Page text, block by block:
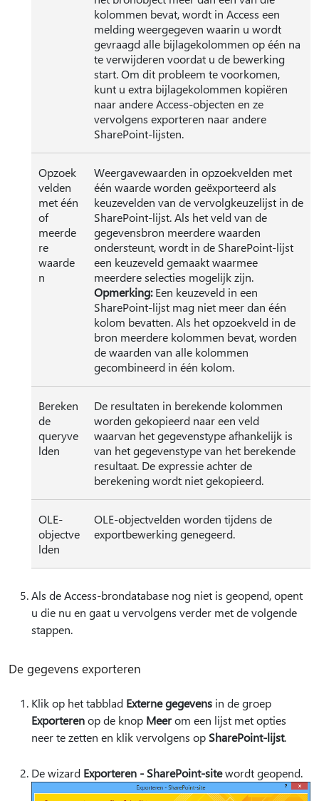
kolommen bevat, wordt in Access een
melding weergegeven waarin u wordt
gevraagd alle bijlagekolommen op één na
te verwijderen voordat u de bewerking
start. Om dit probleem te voorkomen,
kunt u extra bijlagekolommen kopiëren
naar andere Access-objecten en ze
vervolgens exporteren naar andere
SharePoint-lijsten.
Opzoek
velden
met één
of
meerde
re
waarde
n
Weergavewaarden in opzoekvelden met
één waarde worden geëxporteerd als
keuzevelden van de vervolgkeuzelijst in de
SharePoint-lijst. Als het veld van de
gegevensbron meerdere waarden
ondersteunt, wordt in de SharePoint-lijst
een keuzeveld gemaakt waarmee
meerdere selecties mogelijk zijn.
Opmerking:Een keuzeveld in een
SharePoint-lijst mag niet meer dan één
kolom bevatten. Als het opzoekveld in de
bron meerdere kolommen bevat, worden
de waarden van alle kolommen
gecombineerd in één kolom.
Bereken
de
queryve
lden
De resultaten in berekende kolommen
worden gekopieerd naar een veld
waarvan het gegevenstype afhankelijk is
van het gegevenstype van het berekende
resultaat. De expressie achter de
berekening wordt niet gekopieerd.
OLE-
objectve
lden
OLE-objectvelden worden tijdens de
exportbewerking genegeerd.
Als de Access-brondatabase nog niet is geopend, opent
u die nu en gaat u vervolgens verder met de volgende
stappen.
De gegevens exporteren
Klik op het tabblad Externe gegevens in de groep
Exporterenop de knop Meerom een lijst met opties
neer te zetten en klik vervolgens op SharePoint-lijst.
De wizard Exporteren - SharePoint-sitewordt geopend.